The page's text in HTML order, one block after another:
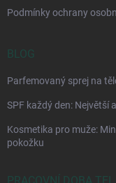
Podmínky ochrany
BLOG
Parfemovaný sprej na
SPF každý den: Největší
Kosmetika pro muže:
pokožku